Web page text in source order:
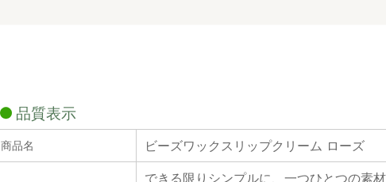
品質表示
商品名 ビーズワックスリップクリーム ローズ
できる限りシンプルに、一つひとつの素